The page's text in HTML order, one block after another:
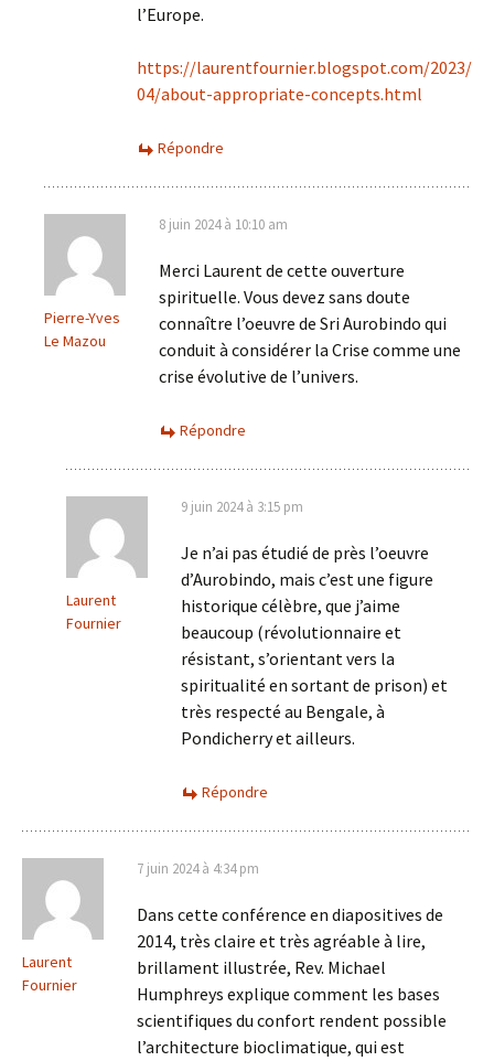
l’Europe.
https://laurentfournier.blogspot.com/2023/
04/about-appropriate-concepts.html
Répondre
Pierre-Yves
Le Mazou
8 juin 2024 à 10:10 am
Merci Laurent de cette ouverture
spirituelle. Vous devez sans doute
connaître l’oeuvre de Sri Aurobindo qui
conduit à considérer la Crise comme une
crise évolutive de l’univers.
Répondre
Laurent
Fournier
9 juin 2024 à 3:15 pm
Je n’ai pas étudié de près l’oeuvre
d’Aurobindo, mais c’est une figure
historique célèbre, que j’aime
beaucoup (révolutionnaire et
résistant, s’orientant vers la
spiritualité en sortant de prison) et
très respecté au Bengale, à
Pondicherry et ailleurs.
Répondre
Laurent
Fournier
7 juin 2024 à 4:34 pm
Dans cette conférence en diapositives de
2014, très claire et très agréable à lire,
brillament illustrée, Rev. Michael
Humphreys explique comment les bases
scientifiques du confort rendent possible
l’architecture bioclimatique, qui est